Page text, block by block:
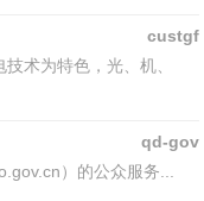
custgf
术为特色，光、机、
qd-gov
）的公众服务...